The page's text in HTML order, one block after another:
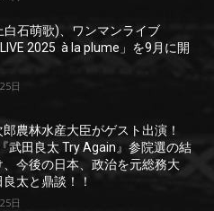
白石萌歌)、ワンマンライブ
LIVE 2025 à la plume」を9月に開
日
農林水産大臣がゲスト出演！
武田良太 Try Again』参院選の結
、今後の日本、政治を元総務大
太と鼎談！！
日